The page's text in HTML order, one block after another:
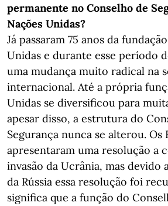
permanente no Conselho de
Nações Unidas?
Já passaram 75 anos da
Unidas e durante esse período
uma mudança muito radical na
internacional. Até a própria
Unidas se diversificou para
apesar disso, a estrutura do
Segurança nunca se alterou. Os
apresentaram uma resolução a
invasão da Ucrânia, mas devido
da Rússia essa resolução foi
significa que a função do